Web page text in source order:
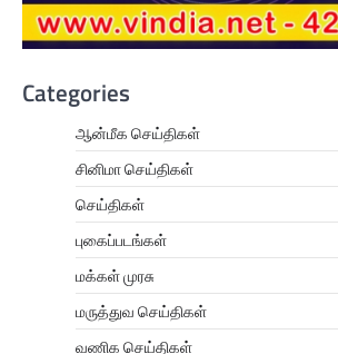
Categories
ஆன்மீக செய்திகள்
சினிமா செய்திகள்
செய்திகள்
புகைப்படங்கள்
மக்கள் முரசு
மருத்துவ செய்திகள்
வணிக செய்திகள்